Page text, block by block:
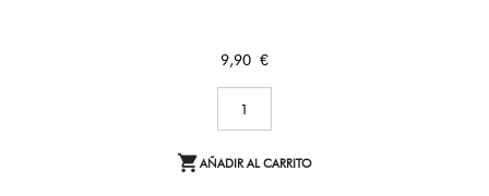
Precio
9,90 €
AÑADIR AL CARRITO